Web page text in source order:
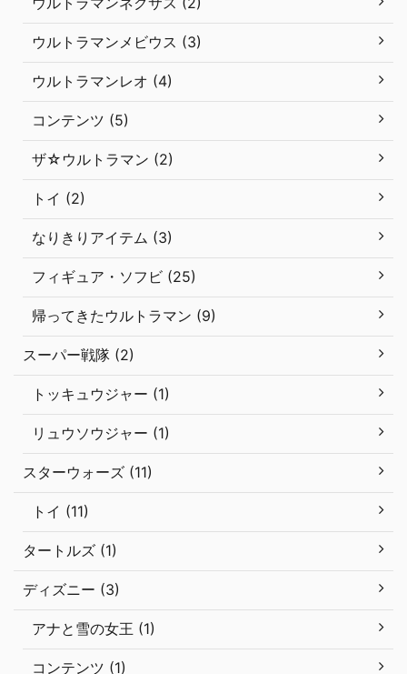
ウルトラマンメビウス (3)
ウルトラマンレオ (4)
コンテンツ (5)
ザ☆ウルトラマン (2)
トイ (2)
なりきりアイテム (3)
フィギュア・ソフビ (25)
帰ってきたウルトラマン (9)
スーパー戦隊 (2)
トッキュウジャー (1)
リュウソウジャー (1)
スターウォーズ (11)
トイ (11)
タートルズ (1)
ディズニー (3)
アナと雪の女王 (1)
コンテンツ (1)